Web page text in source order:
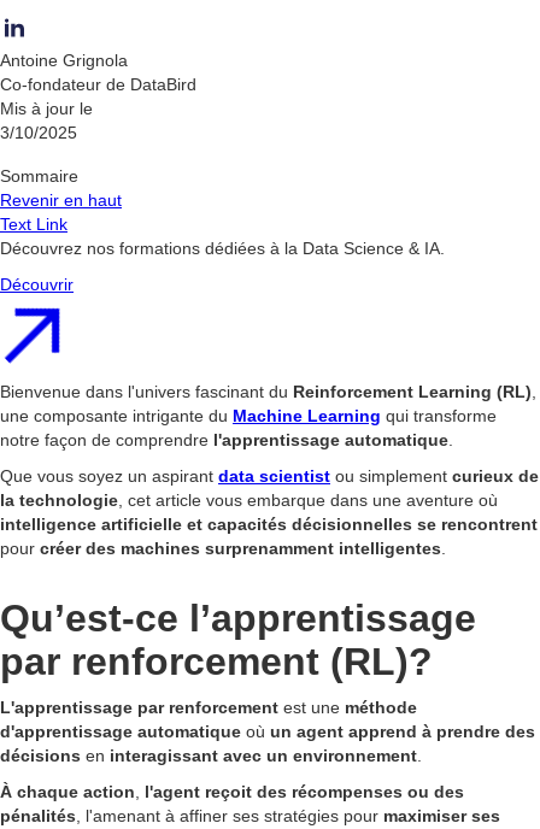
Antoine Grignola
Co-fondateur de DataBird
Mis à jour le
3/10/2025
Sommaire
Revenir en haut
Text Link
Découvrez nos formations dédiées à la Data Science & IA.
Découvrir
Bienvenue dans l'univers fascinant du Reinforcement Learning (RL)
une composante intrigante du Machine Learning qui transforme
notre façon de comprendre l'apprentissage automatique
Que vous soyez un aspirant data scientist ou simplement curieux de
la technologie , cet article vous embarque dans une aventure où
intelligence artificielle et capacités décisionnelles se rencontrent
pour créer des machines surprenamment intelligentes
Qu’est-ce l’apprentissage
par renforcement (RL)?
L'apprentissage par renforcement est une méthode
d'apprentissage automatique où un agent apprend à prendre des
décisions en interagissant avec un environnement
À chaque action
l'agent reçoit des récompenses ou des
pénalités , l'amenant à affiner ses stratégies pour maximiser ses